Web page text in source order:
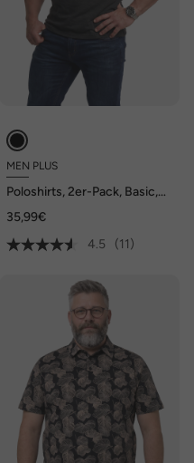
MEN PLUS
Poloshirts, 2er-Pack, Basic,
35,99€
4.5
(11)